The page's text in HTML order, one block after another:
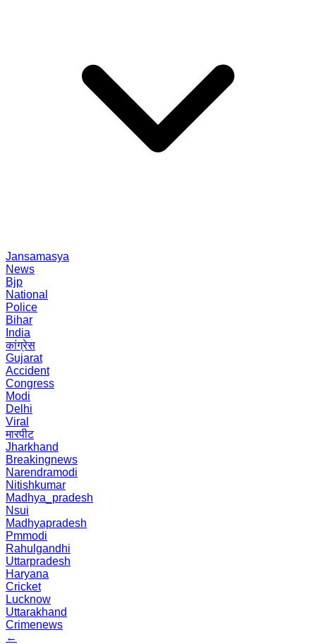
Jansamasya
News
Bjp
National
Police
Bihar
India
कांग्रेस
Gujarat
Accident
Congress
Modi
Delhi
Viral
मारपीट
Jharkhand
Breakingnews
Narendramodi
Nitishkumar
Madhya_pradesh
Nsui
Madhyapradesh
Pmmodi
Rahulgandhi
Uttarpradesh
Haryana
Cricket
Lucknow
Uttarakhand
Crimenews
←